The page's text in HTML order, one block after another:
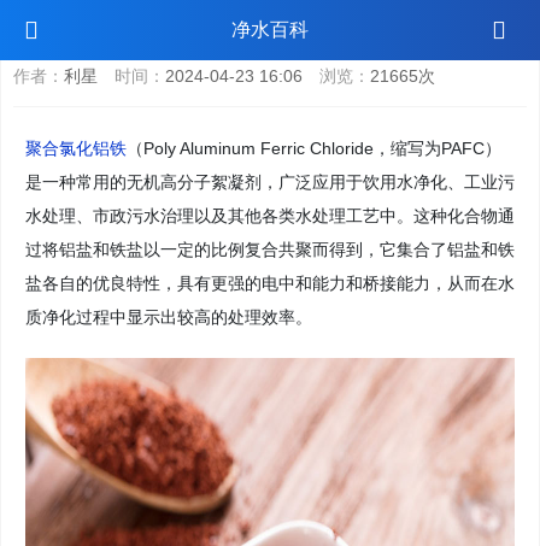
净水百科
聚合氯化铝铁含量
作者： 利星 时间： 2024-04-23 16:06 浏览： 21665次
聚合氯化铝铁 （Poly Aluminum Ferric Chloride，缩写为PAFC）
是一种常用的无机高分子絮凝剂，广泛应用于饮用水净化、工业污
水处理、市政污水治理以及其他各类水处理工艺中。这种化合物通
过将铝盐和铁盐以一定的比例复合共聚而得到，它集合了铝盐和铁
盐各自的优良特性，具有更强的电中和能力和桥接能力，从而在水
质净化过程中显示出较高的处理效率。